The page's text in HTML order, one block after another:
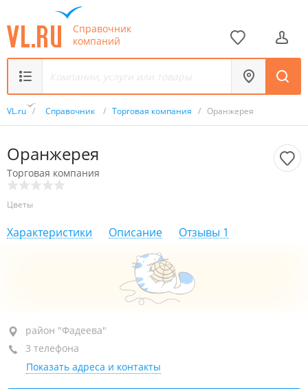
Справочник
компаний
VL.ru / Справочник / Торговая компания / Оранжерея
Оранжерея
Торговая компания
Цветы
Характеристики Описание Отзывы 1
район "Фадеева", ул. Воропаева, 11
каб. 005
+7 (423) 270-56-80директор склада
район "Фадеева"
3 телефона
Показать адреса и контакты